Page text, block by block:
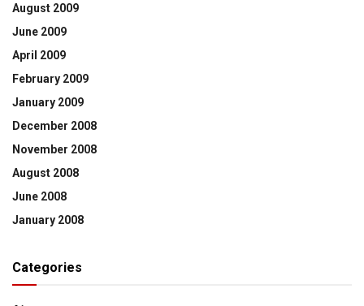
August 2009
June 2009
April 2009
February 2009
January 2009
December 2008
November 2008
August 2008
June 2008
January 2008
Categories